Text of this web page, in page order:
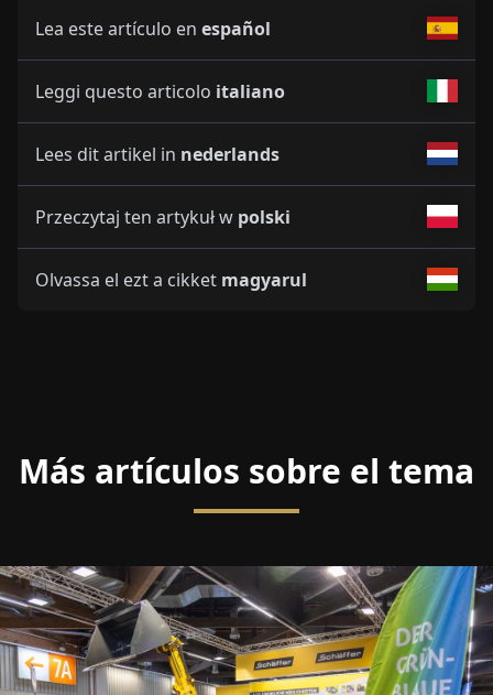
Lea este artículo en español
Leggi questo articolo italiano
Lees dit artikel in nederlands
Przeczytaj ten artykuł w polski
Olvassa el ezt a cikket magyarul
Más artículos sobre el tema